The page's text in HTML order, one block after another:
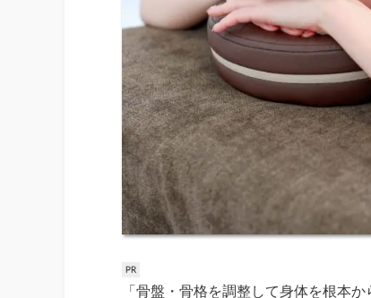
「骨盤・骨格を調整して身体を根本